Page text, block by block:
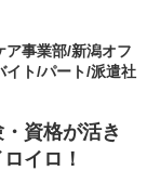
事業部/新潟オフ
イト/パート/派遣社
資格が活き
イロ！